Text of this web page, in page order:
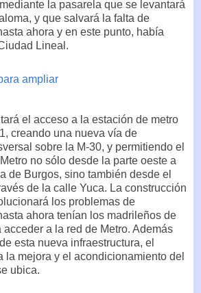
la pasarela que se levantará
y que salvará la falta de
ahora y en este punto, había
Lineal.
el acceso a la estación de metro
creando una nueva vía de
sobre la M-30, y permitiendo el
no sólo desde la parte oeste a
de Burgos, sino también desde el
de la calle Yuca. La construcción
los problemas de
ahora tenían los madrileños de
a la red de Metro. Además
esta nueva infraestructura, el
la mejora y el acondicionamiento del
ubica.